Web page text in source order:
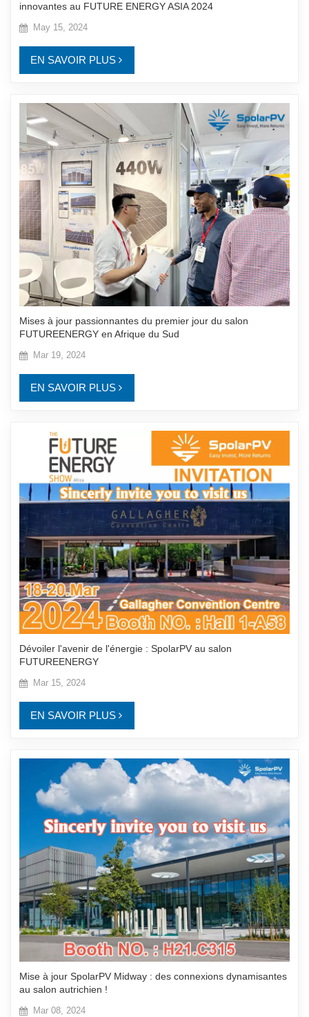
innovantes au FUTURE ENERGY ASIA 2024
May 15, 2024
EN SAVOIR PLUS
Mises à jour passionnantes du premier jour du salon
FUTUREENERGY en Afrique du Sud
Mar 19, 2024
EN SAVOIR PLUS
Dévoiler l'avenir de l'énergie : SpolarPV au salon
FUTUREENERGY
Mar 15, 2024
EN SAVOIR PLUS
Mise à jour SpolarPV Midway : des connexions dynamisantes
au salon autrichien !
Mar 08, 2024